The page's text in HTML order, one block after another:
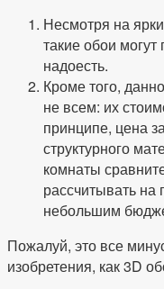
Несмотря на
такие обои могут
надоесть.
Кроме того,
не всем: их
принципе, цена
структурного
комнаты
рассчитывать на
небольшим
Пожалуй, это все
изобретения, как 3D